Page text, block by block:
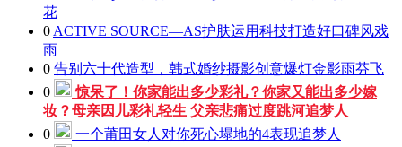
花
0 ACTIVE SOURCE—AS护肤运用科技打造好口碑风戏
雨
0 告别六十代造型，韩式婚纱摄影创意爆灯金影雨芬飞
0
惊呆了！你家能出多少彩礼？你家又能出多少嫁
妆？母亲因儿彩礼轻生 父亲悲痛过度跳河追梦人
0
一个莆田女人对你死心塌地的4表现追梦人